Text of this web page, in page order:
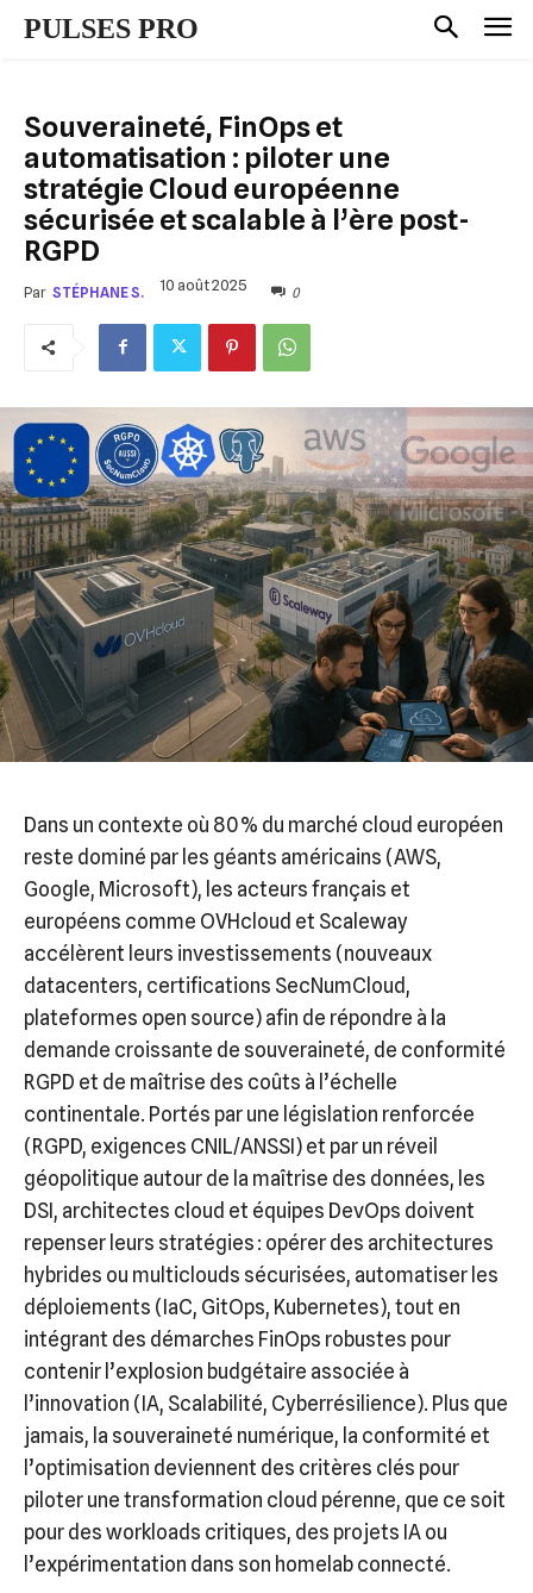
PULSES PRO
Souveraineté, FinOps et
automatisation : piloter une
stratégie Cloud européenne
sécurisée et scalable à l’ère post-
RGPD
Par STÉPHANE S. 10 août 2025 0
Dans un contexte où 80 % du marché cloud européen
reste dominé par les géants américains (AWS,
Google, Microsoft), les acteurs français et
européens comme OVHcloud et Scaleway
accélèrent leurs investissements (nouveaux
datacenters, certifications SecNumCloud,
plateformes open source) afin de répondre à la
demande croissante de souveraineté, de conformité
RGPD et de maîtrise des coûts à l’échelle
continentale. Portés par une législation renforcée
(RGPD, exigences CNIL/ANSSI) et par un réveil
géopolitique autour de la maîtrise des données, les
DSI, architectes cloud et équipes DevOps doivent
repenser leurs stratégies : opérer des architectures
hybrides ou multiclouds sécurisées, automatiser les
déploiements (IaC, GitOps, Kubernetes), tout en
intégrant des démarches FinOps robustes pour
contenir l’explosion budgétaire associée à
l’innovation (IA, Scalabilité, Cyberrésilience). Plus que
jamais, la souveraineté numérique, la conformité et
l’optimisation deviennent des critères clés pour
piloter une transformation cloud pérenne, que ce soit
pour des workloads critiques, des projets IA ou
l’expérimentation dans son homelab connecté.